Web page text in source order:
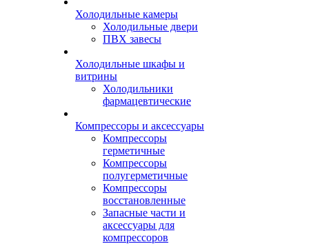
Холодильные камеры
Холодильные двери
ПВХ завесы
Холодильные шкафы и
витрины
Холодильники
фармацевтические
Компрессоры и аксессуары
Компрессоры
герметичные
Компрессоры
полугерметичные
Компрессоры
восстановленные
Запасные части и
аксессуары для
компрессоров